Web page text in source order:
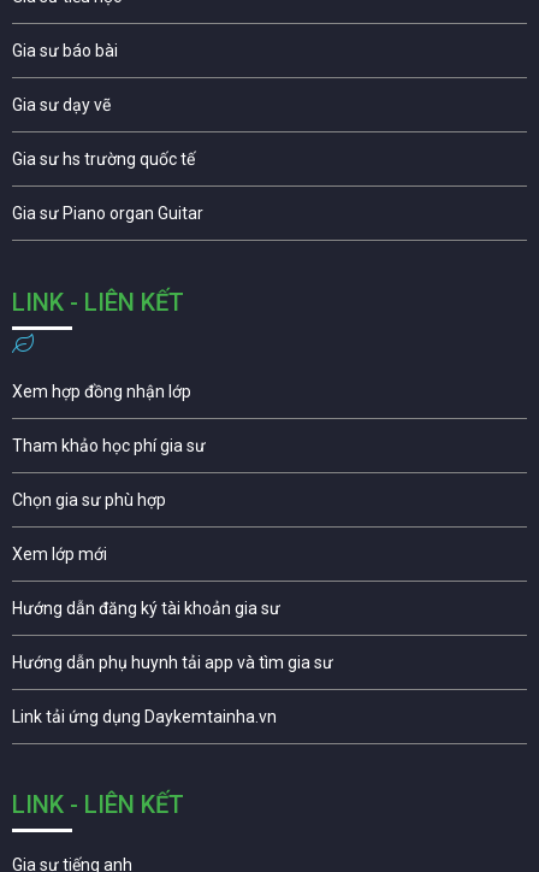
Gia sư báo bài
Gia sư dạy vẽ
Gia sư hs trường quốc tế
Gia sư Piano organ Guitar
LINK - LIÊN KẾT
Xem hợp đồng nhận lớp
Tham khảo học phí gia sư
Chọn gia sư phù hợp
Xem lớp mới
Hướng dẫn đăng ký tài khoản gia sư
Hướng dẫn phụ huynh tải app và tìm gia sư
Link tải ứng dụng Daykemtainha.vn
LINK - LIÊN KẾT
Gia sư tiếng anh